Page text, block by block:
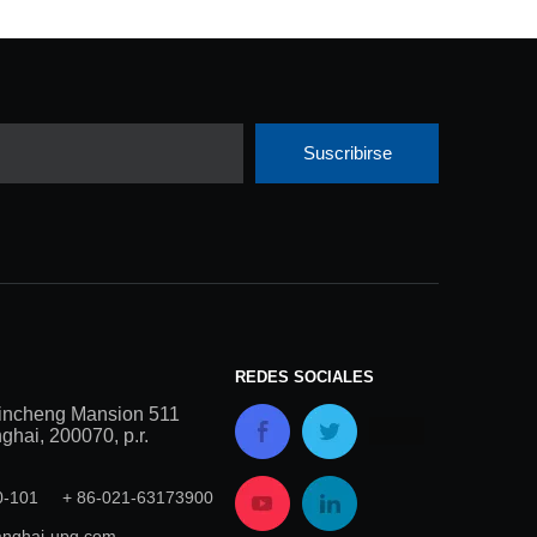
Suscribirse
Mansion 511
200070, p.r.
101 + 86-021-63173900
REDES SOCIALES